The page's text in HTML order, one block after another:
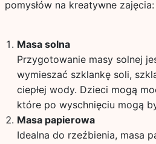
pomysłów na kreatywne zajęcia:
Masa solna
Przygotowanie masy solnej
wymieszać szklankę soli,
ciepłej wody. Dzieci mogą
które po wyschnięciu mogą
Masa papierowa
Idealna do rzeźbienia, masa